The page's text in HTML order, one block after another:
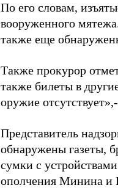
По его словам,
вооруженного
также еще
Также прокурор
также билеты в
оружие
Представитель
обнаружены газеты,
сумки с
ополчения Минина и